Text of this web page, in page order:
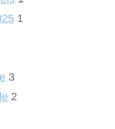
1
3
2